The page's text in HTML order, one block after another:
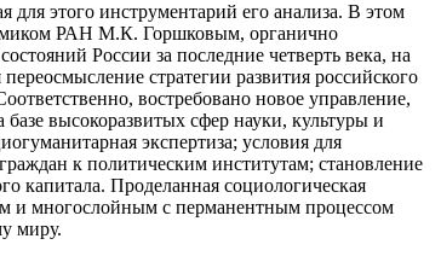
этого инструментарий его анализа. В этом
РАН М.К. Горшковым, органично
России за последние четверть века, на
стратегии развития российского
востребовано новое управление,
высокоразвитых сфер науки, культуры и
экспертиза; условия для
к политическим институтам; становление
капитала. Проделанная социологическая
и многослойным с перманентным процессом
миру.